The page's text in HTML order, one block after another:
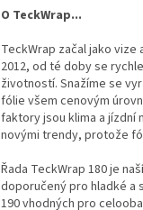
O TeckWrap...
TeckWrap začal jako vize
2012, od té doby se
životností. Snažíme se
fólie všem cenovým
faktory jsou klima a jízdní
novými trendy, protože
Řada TeckWrap 180 je
doporučený pro hladké a
190 vhodných pro